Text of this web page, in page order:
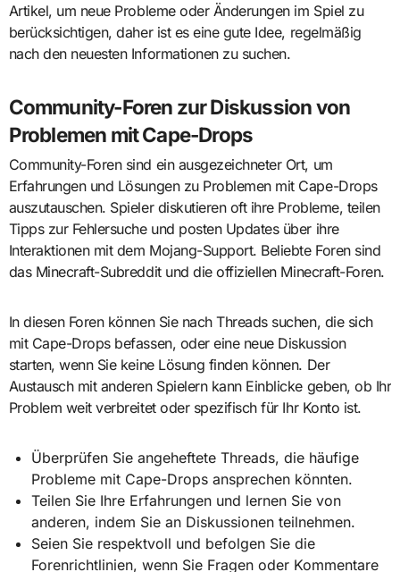
Artikel, um neue Probleme oder Änderungen im Spiel zu
berücksichtigen, daher ist es eine gute Idee, regelmäßig
nach den neuesten Informationen zu suchen.
Community-Foren zur Diskussion von
Problemen mit Cape-Drops
Community-Foren sind ein ausgezeichneter Ort, um
Erfahrungen und Lösungen zu Problemen mit Cape-Drops
auszutauschen. Spieler diskutieren oft ihre Probleme, teilen
Tipps zur Fehlersuche und posten Updates über ihre
Interaktionen mit dem Mojang-Support. Beliebte Foren sind
das Minecraft-Subreddit und die offiziellen Minecraft-Foren.
In diesen Foren können Sie nach Threads suchen, die sich
mit Cape-Drops befassen, oder eine neue Diskussion
starten, wenn Sie keine Lösung finden können. Der
Austausch mit anderen Spielern kann Einblicke geben, ob Ihr
Problem weit verbreitet oder spezifisch für Ihr Konto ist.
Überprüfen Sie angeheftete Threads, die häufige
Probleme mit Cape-Drops ansprechen könnten.
Teilen Sie Ihre Erfahrungen und lernen Sie von
anderen, indem Sie an Diskussionen teilnehmen.
Seien Sie respektvoll und befolgen Sie die
Forenrichtlinien, wenn Sie Fragen oder Kommentare